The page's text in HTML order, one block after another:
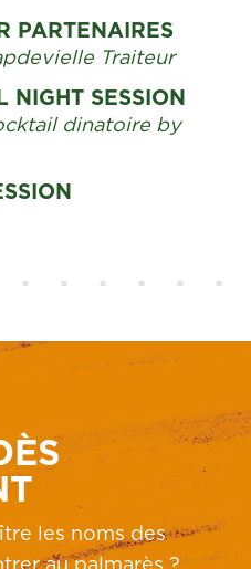
PARTENAIRES
Traiteur
SESSION
dinatoire by
les noms des